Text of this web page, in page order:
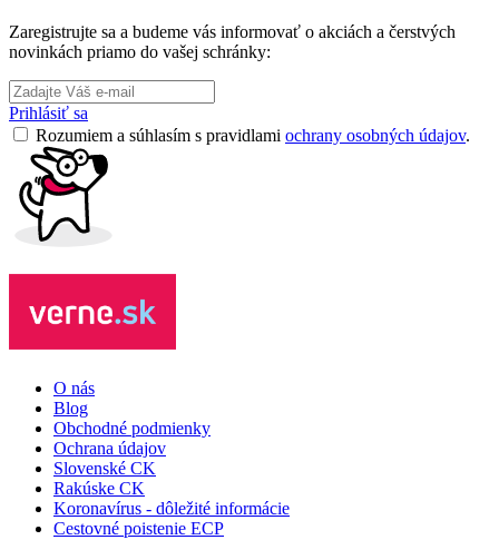
Zaregistrujte sa a budeme vás informovať o akciách a čerstvých
novinkách priamo do vašej schránky:
Prihlásiť sa
Rozumiem a súhlasím s pravidlami ochrany osobných údajov.
O nás
Blog
Obchodné podmienky
Ochrana údajov
Slovenské CK
Rakúske CK
Koronavírus - dôležité informácie
Cestovné poistenie ECP